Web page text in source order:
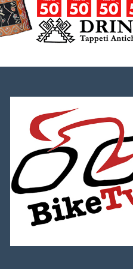
Brocci Incontra
Giuseppe Martinelli
– r
Che cos’è il
triathlon? Con
Simone Diamantini
– r
Marzo 2025 –